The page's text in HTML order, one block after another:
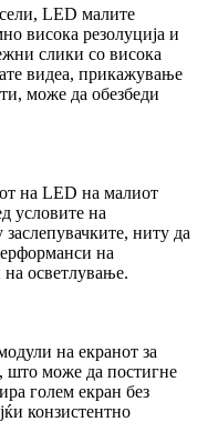
LED малите
висока резолуција и
слики со висока
видеа, прикажување
може да обезбеди
на LED на малиот
условите на
ниту да
на
осветлување.
на екранот за
што може да постигне
голем екран без
конзистентно